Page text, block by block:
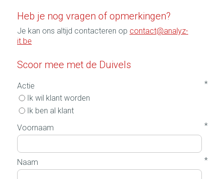
Heb je nog vragen of opmerkingen?
Je kan ons altijd contacteren op contact@analyz-
it.be
Scoor mee met de Duivels
Actie
Ik wil klant worden
Ik ben al klant
*
Voornaam *
Naam *